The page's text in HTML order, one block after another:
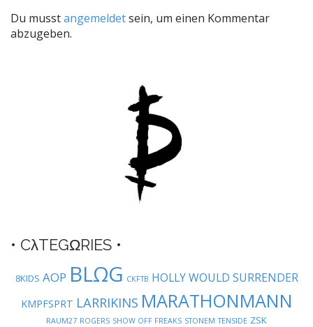
t
n
a
Du musstangemeldetsein, um einen Kommentar
abzugeben.
• CλTEGΩRIES •
8KIDS AOP BLΩG CKFTB HOLLY WOULD SURRENDER
KMPFSPRT LARRIKINS MARATHONMANN
RAUM27 ROGERS SHOW OFF FREAKS STONEM TENSIDE ZSK